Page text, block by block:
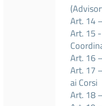
Art. 14
Art. 15
Art. 16
Art. 17
ai Corsi
Art. 18